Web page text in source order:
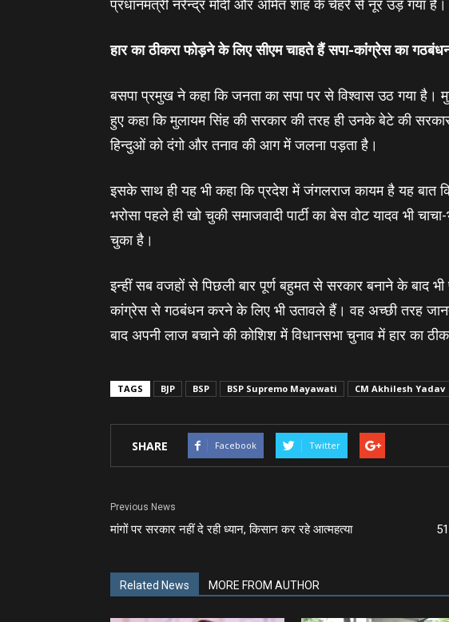
प्रधानमंत्री नरेन्‍द्र मोदी और अमित शाह के चेहरे से नूर उड़ गया है।
हार का ठीकरा फोड़ने के लिए सीएम चाहते हैं सपा-कांंग्रेस का
बसपा प्रमुख ने कहा कि जनता का सपा पर से विश्‍वास उठ गया
हुए कहा कि मुलायम सिंह की सरकार की तरह ही उनके बेटे की
हिन्‍दुओं को दंगो और तनाव की आग में जलना पड़ता है।
इसके साथ ही यह भी कहा कि प्रदेश में जंगलराज कायम है यह बात
भरोसा पहले ही खो चुकी समाजवादी पार्टी का बेस वोट यादव भी
चुका है।
इन्‍हीं सब वजहों से पिछली बार पूर्ण बहुमत से सरकार बनाने के बाद
कांग्रेस से गठबंधन करने के लिए भी उतावले हैं। वह अच्‍छी तरह
बाद अपनी लाज बचाने की कोशिश में विधानसभा चुनाव में हार का
TAGS BJP BSP BSP Supremo Mayawati CM Akhilesh Yadav
SHARE Facebook Twitter
Previous News
मांगों पर सरकार नहीं दे रही ध्‍यान, किसान कर रहे आत्‍महत्‍या
Related News MORE FROM AUTHOR